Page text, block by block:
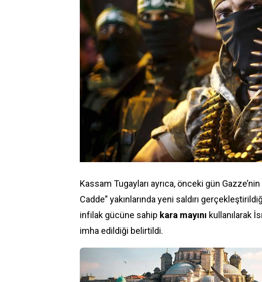
Kassam Tugayları ayrıca, önceki gün
Cadde” yakınlarında yeni saldırı
infilak gücüne sahip kara mayını kullanılarak
imha edildiği belirtildi.